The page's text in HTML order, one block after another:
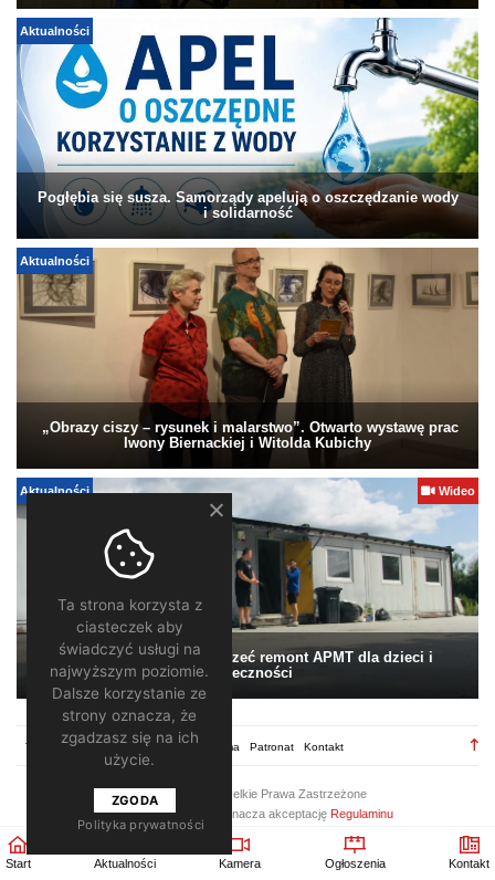
Start Aktualności Kamera Ogłoszenia Kontakt
Aktualności
Pogłębia się susza. Samorządy apelują o oszczędzanie wody
i solidarność
Aktualności
„Obrazy ciszy – rysunek i malarstwo”. Otwarto wystawę prac
Iwony Biernackiej i Witolda Kubichy
Aktualności Wideo
Pomagamy. Warto wesprzeć remont APMT dla dzieci i
społeczności
Regulamin Redakcja Reklama Patronat Kontakt
2026 ©
/ Wszelkie Prawa Zastrzeżone
Korzystanie z portalu oznacza akceptację Regulaminu
Ta strona korzysta z
ciasteczek aby
świadczyć usługi na
najwyższym poziomie.
Dalsze korzystanie ze
strony oznacza, że
zgadzasz się na ich
użycie.
ZGODA
Polityka prywatności